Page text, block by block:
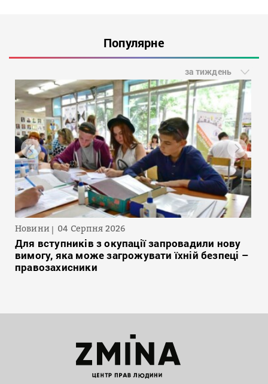
Популярне
за тиждень
Новини 04 Серпня 2026
Для вступників з окупації запровадили нову
вимогу, яка може загрожувати їхній безпеці –
правозахисники